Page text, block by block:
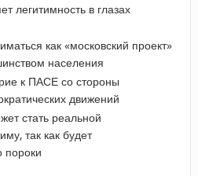
легитимность в глазах
как «московский проект»
населения
к ПАСЕ со стороны
движений
стать реальной
так как будет
пороки